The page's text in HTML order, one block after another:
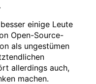
einige Leute
Open-Source-
als ungestümen
allerdings auch,
machen.